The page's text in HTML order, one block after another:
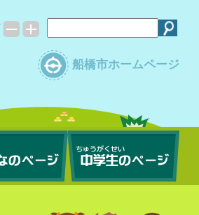
船橋市ホームページ